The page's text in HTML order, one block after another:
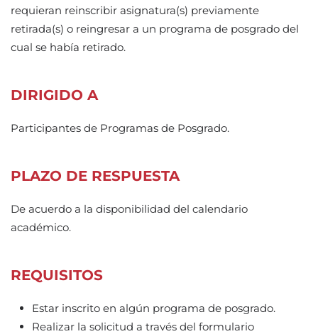
requieran reinscribir asignatura(s) previamente
retirada(s) o reingresar a un programa de posgrado del
cual se había retirado.
DIRIGIDO A
Participantes de Programas de Posgrado.
PLAZO DE RESPUESTA
De acuerdo a la disponibilidad del calendario
académico.
REQUISITOS
Estar inscrito en algún programa de posgrado.
Realizar la solicitud a través del formulario